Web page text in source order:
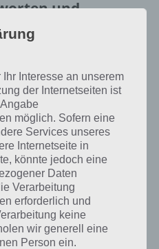
und
100 Level
bei jedem Spieler anders sind,
zum Sachverhalt “Bild: Mann
für 94%
Antworten zum Sachverhalt
Die Lösung ist dabei nach den
Interesse an unserem
der Internetseiten ist
möglich. Sofern eine
Services unseres
Internetseite in
könnte jedoch eine
Daten
Verarbeitung
erforderlich und
keine
wir generell eine
Person ein.